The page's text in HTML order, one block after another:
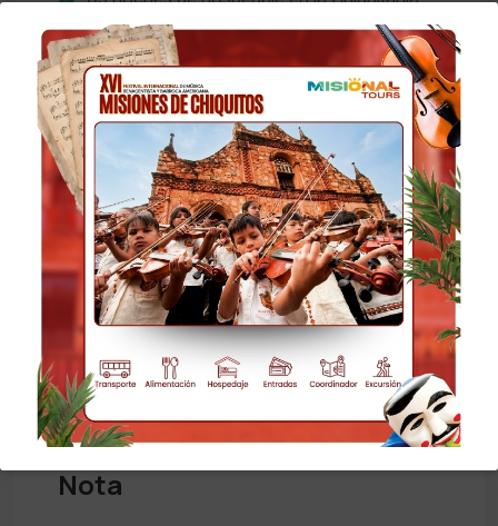
Transporte privado terrestre
No Incluye
Gastos extras
Propinas
Ningún tipo de bebidas
Nada que no este especificado en el
paquete
Nota